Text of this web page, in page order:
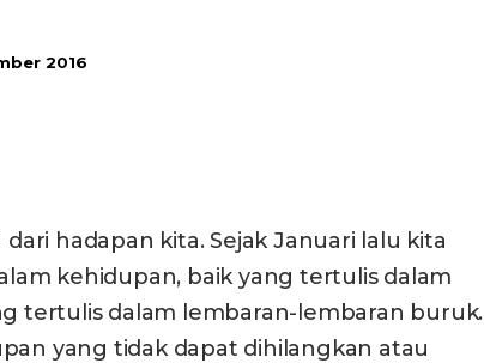
2016
hadapan kita. Sejak Januari lalu kita
kehidupan, baik yang tertulis dalam
tertulis dalam lembaran-lembaran buruk.
yang tidak dapat dihilangkan atau